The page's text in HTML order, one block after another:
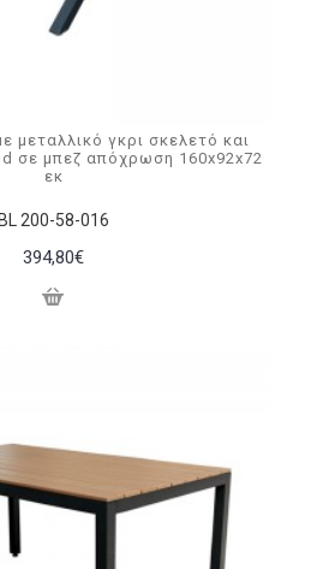
BL 200-58-016
μεταλλικό γκρι σκελετό και
σε μπεζ απόχρωση 160x92x72
εκ
394,80€